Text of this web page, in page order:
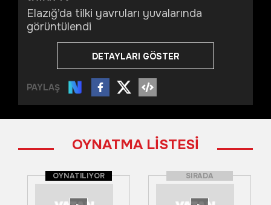
Elazığ’da tilki yavruları yuvalarında
görüntülendi
DETAYLARI GÖSTER
PAYLAŞ
OYNATMA LİSTESİ
OYNATILIYOR SIRADA